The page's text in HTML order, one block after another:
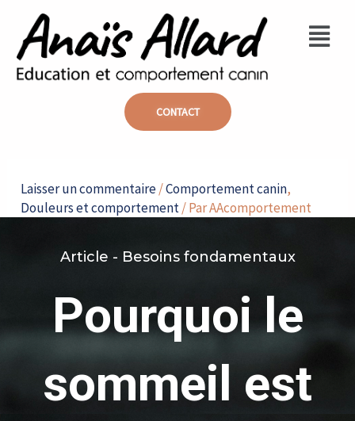
contenu
Menu
CONTACT
Laisser un commentaire/Comportement canin,
Douleurs et comportement/ ParAAcomportement
Article - Besoins fondamentaux
Pourquoi le
sommeil est
articles